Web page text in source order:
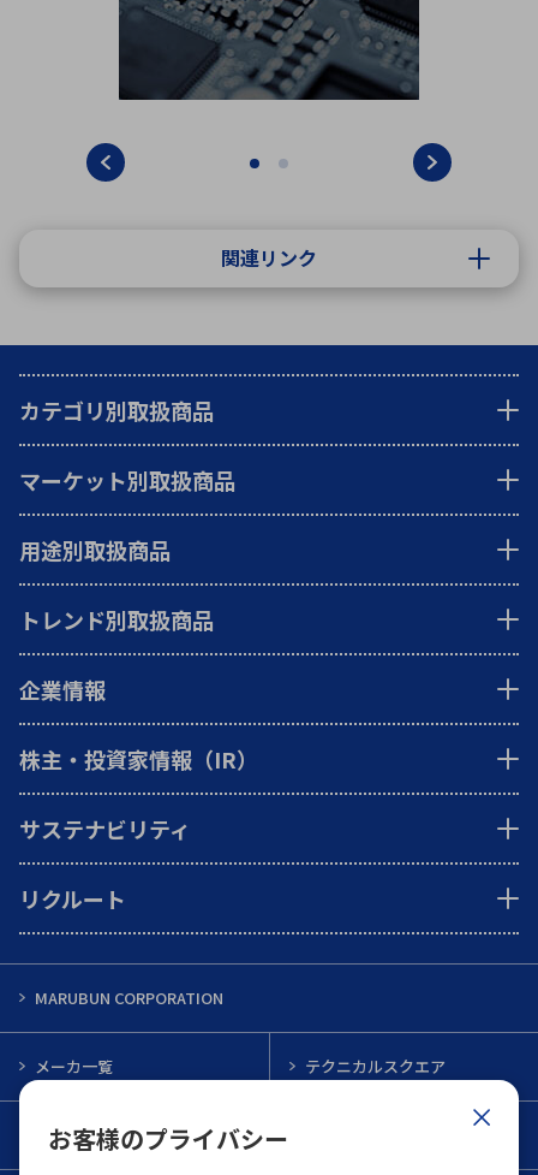
お客様のプライバシー
関連リンク
カテゴリ別取扱商品
マーケット別取扱商品
用途別取扱商品
トレンド別取扱商品
企業情報
株主・投資家情報（IR）
サステナビリティ
リクルート
MARUBUN CORPORATION
メーカ一覧 テクニカルスクエア
インフォメーション